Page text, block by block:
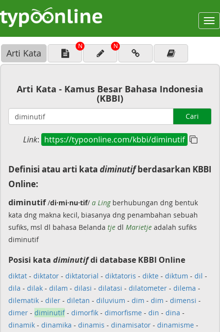
Arti Kata
N N
Arti Kata - Kamus Besar Bahasa Indonesia
(KBBI)
Cari
Link: https://typoonline.com/kbbi/diminutif
Definisi atau arti kata diminutifberdasarkan KBBI
Online:
diminutif/di·mi·nu·tif/ a Lingberhubungan dng bentuk
kata dng makna kecil, biasanya dng penambahan sebuah
sufiks, msl dl bahasa Belanda tje dl Marietje adalah sufiks
diminutif
Posisi kata diminutifdi database KBBI Online
diktat - diktator - diktatorial - diktatoris - dikte - diktum - dil -
dila - dilak - dilam - dilasi - dilatasi - dilatometer - dilema -
dilematik - diler - diletan - diluvium - dim - dim - dimensi -
dimer - diminutif- dimorfik - dimorfisme - din - dina -
dinamik - dinamika - dinamis - dinamisator - dinamisme -